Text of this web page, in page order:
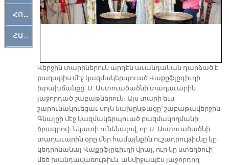
ՀՈԳԵՄՏԱՒՈՐ
ՀԱՐԹԱԿ
Վերջին տարիներուն արդէն աւանդական դարձած է
քաղաքիս մէջ կազմակերպուած Վաքըֆլըգիւղի
խրախճանքը՝ Ս. Աստուածածնի տաղաւարին
յաջորդած շաբաթներուն։ Այս տարի եւս
շարունակուեցաւ սոյն նախընթացը՝ շաբաթավերջին
Գնալըի մէջ կազմակերպուած բազմակողմանի
ծրագրով։ Նկատի ունենալով, որ Ս. Աստուածածնի
տաղաւարին օրը մեր համայնքին ուշադրութիւնը կը
կեդրոնանայ Վաքըֆլըգիւղի վրայ, ուր կը ստեղծուի
մեծ խանդավառութիւն, անմիջապէս յաջորդող